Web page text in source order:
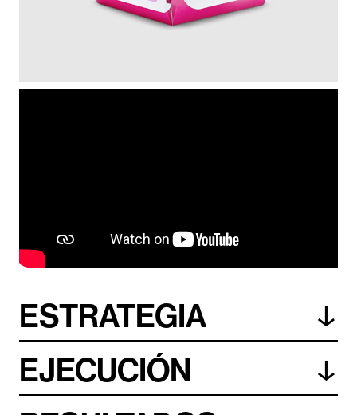
ESTRATEGIA ↓
EJECUCIÓN ↓